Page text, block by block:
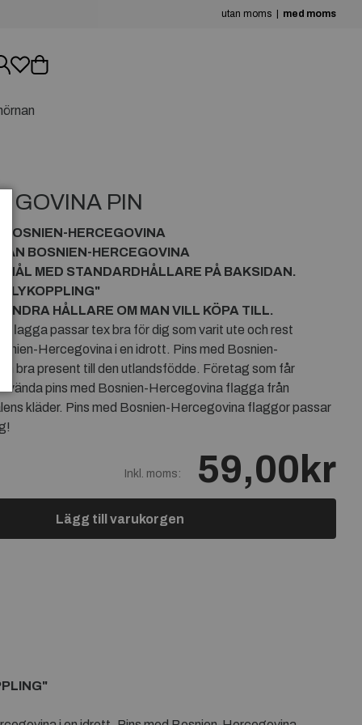
utan moms med moms
PIN
BOSNIEN-HERCEGOVINA
BOSNIEN-HERCEGOVINA
NÅL MED STANDARDHÅLLARE PÅ BAKSIDAN.
HÅLLARE OM MAN VILL KÖPA TILL.
flagga passar tex bra för dig som varit ute och rest
Hercegovina i en idrott. Pins med Bosnien-
bra present till den utlandsfödde. Företag som får
pins med Bosnien-Hercegovina flagga från
kläder. Pins med Bosnien-Hercegovina flaggor passar
Inkl. moms: 59,00kr
Lägg till varukorgen